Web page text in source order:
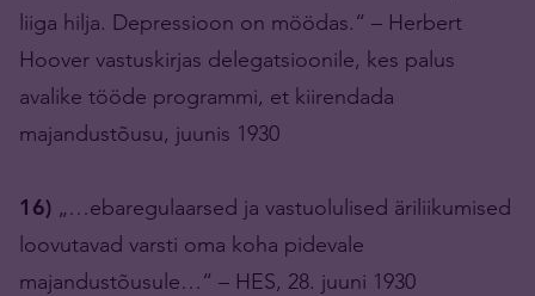
liiga hilja. Depressioon on möödas.“ – Herbert
Hoover vastuskirjas delegatsioonile, kes palus
avalike tööde programmi, et kiirendada
majandustõusu, juunis 1930
16) „…ebaregulaarsed ja vastuolulised äriliikumised
loovutavad varsti oma koha pidevale
majandustõusule…“ – HES, 28. juuni 1930